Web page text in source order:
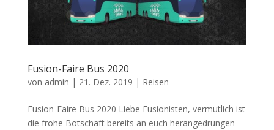
Fusion-Faire Bus 2020
von admin | 21. Dez. 2019 | Reisen
Fusion-Faire Bus 2020 Liebe Fusionisten, vermutlich ist
die frohe Botschaft bereits an euch herangedrungen –